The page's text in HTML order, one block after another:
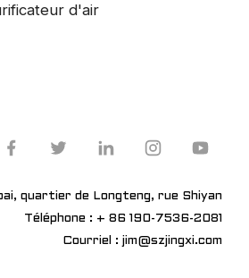
d'air
quartier de Longteng, rue Shiyan
Téléphone : + 86 190-7536-2081
Courriel : jim@szjingxi.com